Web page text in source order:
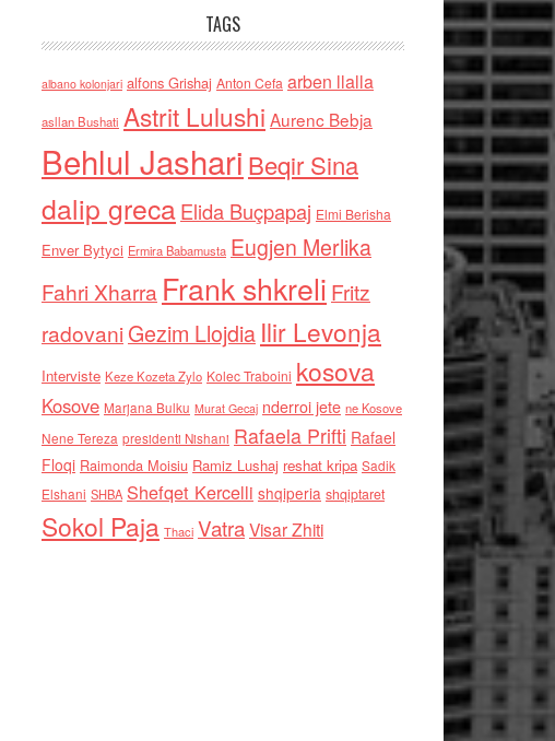
TAGS
albano kolonjari alfons Grishaj Anton Cefa arben llalla
asllan Bushati Astrit Lulushi Aurenc Bebja
Behlul Jashari Beqir Sina
dalip grecaElida Buçpapaj Elmi Berisha
Enver Bytyci Ermira Babamusta Eugjen Merlika
Fahri Xharra Frank shkreli Fritz
radovaniGezim Llojdia Ilir Levonja
Interviste Keze Kozeta Zylo Kolec Traboini kosova
Kosove Marjana Bulku Murat Gecaj nderroi jete ne Kosove
Nene Tereza presidenti Nishani Rafaela Prifti Rafael
Floqi Raimonda Moisiu Ramiz Lushaj reshat kripa Sadik
Elshani SHBA Shefqet Kercelli shqiperia shqiptaret
Sokol Paja Thaci VatraVisar Zhiti